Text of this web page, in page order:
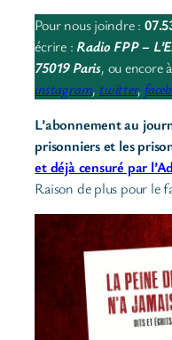
Pour nous joindre :
écrire : Radio FPP –
75019 Paris, ou encore à
instagram, twitter,
L’abonnement au
prisonniers et les
et déjà censuré par
Raison de plus pour le